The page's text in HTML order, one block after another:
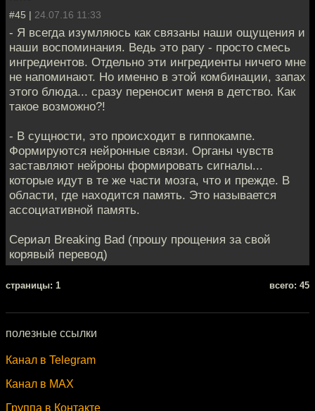
#45 | 24.07.16 11:33
- Я всегда изумляюсь как связаны наши ощущения и
наши воспоминания. Ведь это рагу - просто смесь
ингредиентов. Отдельно эти ингредиенты ничего мне
не напоминают. Но именно в этой комбинации, запах
этого блюда... сразу переносит меня в детство. Как
такое возможно?!
- В сущности, это происходит в гиппокампе.
Формируются нейронные связи. Органы чувств
заставляют нейроны формировать сигналы...
которые идут в те же части мозга, что и прежде. В
области, где находится память. Это называется
ассоциативной память.
Сериал Breaking Bad (прошу прощения за свой
корявый перевод)
cтраницы: 1 всего: 45
полезные ссылки
Канал в Telegram
Канал в MAX
Группа в Контакте